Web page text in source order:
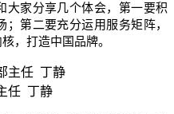
大家分享几个体会，第一要积
第二要充分运用服务矩阵，
，打造中国品牌。
任 丁静